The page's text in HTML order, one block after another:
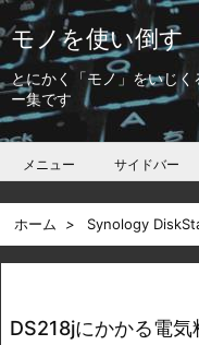
モノを使い倒す
とにかく「モノ」をいじ
ー集です
メニュー サイドバー
ホーム > Synology
DS218jにかかる電気